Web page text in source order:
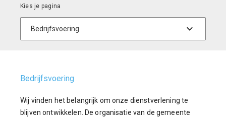
Bedrijfsvoering
Wij vinden het belangrijk om onze dienstverlening te
blijven ontwikkelen. De organisatie van de gemeente